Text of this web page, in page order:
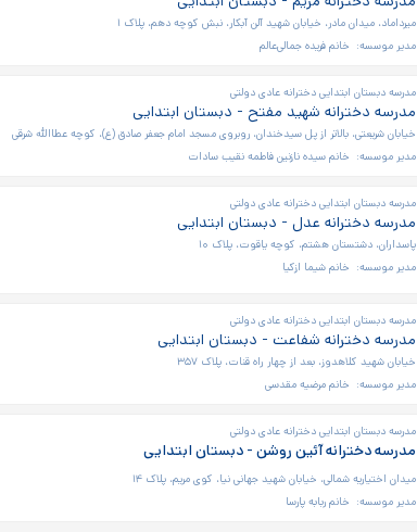
میرداماد، میدان مادر، خیابان شهید آلن آبکار، نبش کوچه دهم، پلاک ۱
مدیر موسسه: خانم فریده جمالی‌عالم
مدرسه دبستان ابتدایی دخترانه عادی دولتی
مدرسه دخترانه شهید مفتح - دبستان ابتدایی
خیابان شریعتی، بالاتر از پل سیدخندان، روبروی مسجد امام جعفر صادق (ع)، کوچه عطاالله شرقی
مدیر موسسه: خانم سیده نازنین فاطمه نقیب سادات
مدرسه دبستان ابتدایی دخترانه عادی دولتی
مدرسه دخترانه عدل - دبستان ابتدایی
پاسداران، دشتستان هشتم، کوچه یاقوت، پلاک ۱۰
مدیر موسسه: خانم شیما ازکیا
مدرسه دبستان ابتدایی دخترانه عادی دولتی
مدرسه دخترانه شفاعت - دبستان ابتدایی
خیابان شهید کلاهدوز، بعد از چهار راه قنات، پلاک ۳۵۷
مدیر موسسه: خانم مرضیه مقدسی
مدرسه دبستان ابتدایی دخترانه عادی دولتی
مدرسه دخترانه آئین روشن - دبستان ابتدایی
میدان اختیاریه شمالی، خیابان شهید جهانی نیا، کوی مریم، پلاک ۱۴
مدیر موسسه: خانم ربابه پارسا